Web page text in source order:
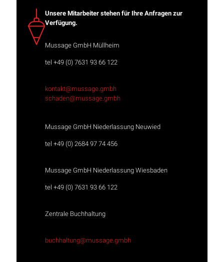
Unsere Mitarbeiter stehen für Ihre Anfragen zur
Verfügung.
Mussage GmbH Müllheim
tel +49 (0) 7631 93 66 122
kontakt@mussage.gmbh
schaden@mussage.gmbh
Mussage GmbH Niederlassung Neuwied
tel +49 (0) 2684 97 74 456
Mussage GmbH Niederlassung Wiesbaden
tel +49 (0) 7631 93 66 122
Zentrale Buchhaltung
buchhaltung@mussage.gmbh